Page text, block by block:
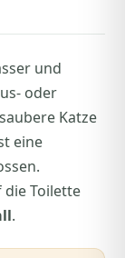
und
oder
Katze
eine
die Toilette
.